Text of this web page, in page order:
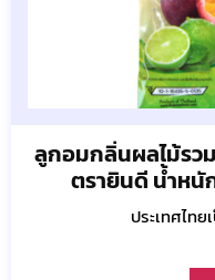
ลูกอมกลิ่นผลไม้รวม
ตรายินดี น้ำหนั
ประเทศไท